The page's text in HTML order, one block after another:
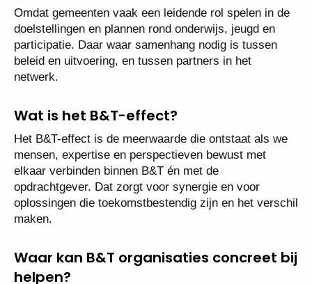
Omdat gemeenten vaak een leidende rol spelen in de
doelstellingen en plannen rond onderwijs, jeugd en
participatie. Daar waar samenhang nodig is tussen
beleid en uitvoering, en tussen partners in het
netwerk.
Wat is het B&T-effect?
Het B&T-effect is de meerwaarde die ontstaat als we
mensen, expertise en perspectieven bewust met
elkaar verbinden binnen B&T én met de
opdrachtgever. Dat zorgt voor synergie en voor
oplossingen die toekomstbestendig zijn en het verschil
maken.
Waar kan B&T organisaties concreet bij
helpen?